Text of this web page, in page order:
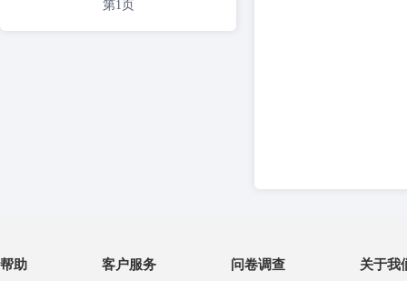
第1页
帮助 客户服务 问卷调查 关于我